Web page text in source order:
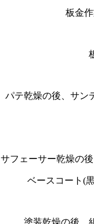
板金
パテ乾燥の後、サン
サフェーサー乾燥の
ベースコート(
塗装乾燥の後、